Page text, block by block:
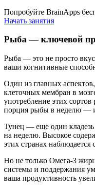
Попробуйте BrainApps
Начать занятия
Рыба — ключевой
Рыба — это не просто
ваши когнитивные
Один из главных
клеточных мембран в
употребление этих
порция рыбы в неделю — и
Тунец — еще один кладезь
на неделю. Высокое
этих странах
Но не только Омега-3
системы и поддержания
ваша продуктивность